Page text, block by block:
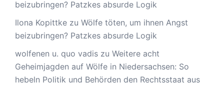
beizubringen? Patzkes absurde Logik
Ilona Kopittke zu Wölfe töten, um ihnen Angst
beizubringen? Patzkes absurde Logik
wolfenen u. quo vadis zu Weitere acht
Geheimjagden auf Wölfe in Niedersachsen: So
hebeln Politik und Behörden den Rechtsstaat aus